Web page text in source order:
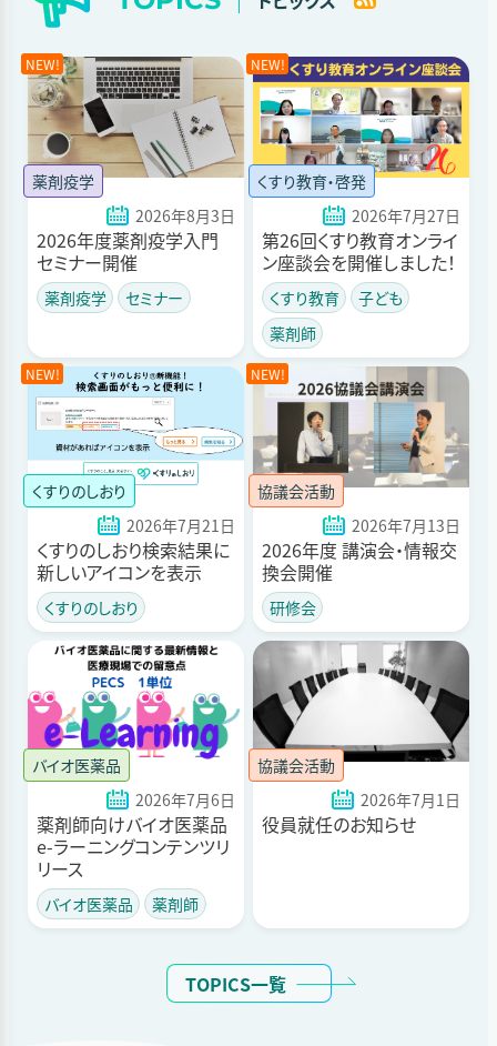
薬剤疫学
2026年8月3日
2026年度薬剤疫学入門
セミナー開催
薬剤疫学 セミナー
くすり教育・啓発
2026年7月27日
第26回くすり教育オンライ
ン座談会を開催しました！
くすり教育
子ども
薬剤師
くすりのしおり
2026年7月21日
くすりのしおり検索結果に
新しいアイコンを表示
くすりのしおり
協議会活動
2026年7月13日
2026年度 講演会・情報交
換会開催
研修会
バイオ医薬品
2026年7月6日
薬剤師向けバイオ医薬品
e-ラーニングコンテンツリ
リース
バイオ医薬品 薬剤師
協議会活動
2026年7月1日
役員就任のお知らせ
TOPICS一覧